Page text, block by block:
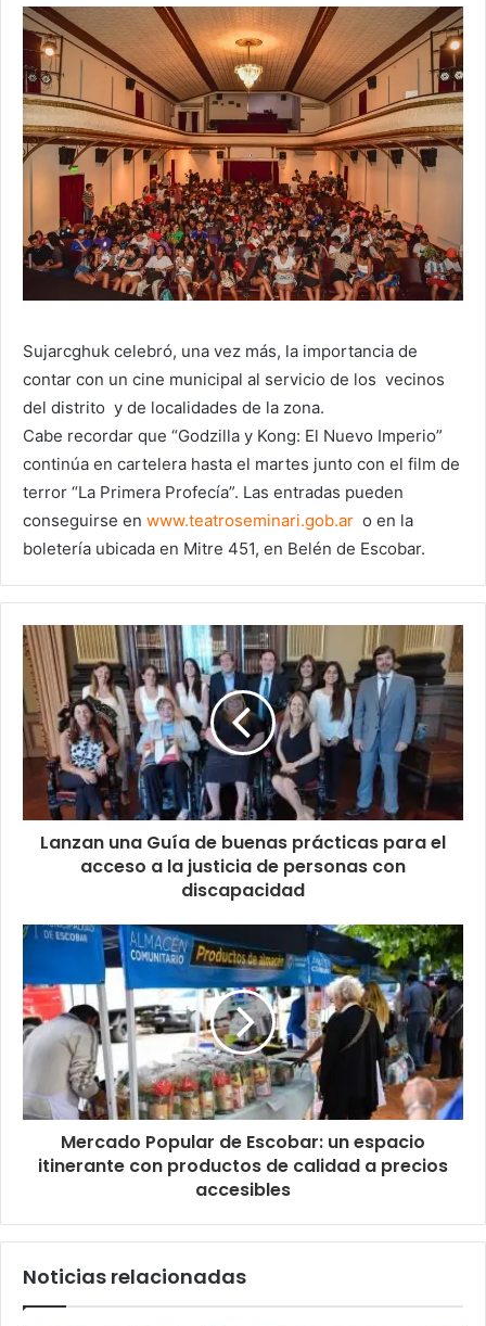
Sujarcghuk celebró, una vez más, la importancia de
contar con un cine municipal al servicio de los vecinos
del distrito y de localidades de la zona.
Cabe recordar que “Godzilla y Kong: El Nuevo Imperio”
continúa en cartelera hasta el martes junto con el film de
terror “La Primera Profecía”. Las entradas pueden
conseguirse en www.teatroseminari.gob.ar o en la
boletería ubicada en Mitre 451, en Belén de Escobar.
Lanzan una Guía de buenas prácticas para el
acceso a la justicia de personas con
discapacidad
Mercado Popular de Escobar: un espacio
itinerante con productos de calidad a precios
accesibles
Noticias relacionadas